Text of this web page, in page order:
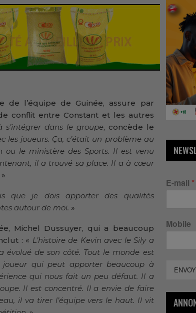
de l’équipe de Guinée, assure par
conflit entre Constant et les autres
s’intégrer dans le groupe, concède le
les joueurs. Ça, c’était un problème au
ou le ministère des Sports. Il est venu
il a trouvé sa place. Il a à cœur
»
que je dois apporter des qualités
autour de moi. »
Michel Dussuyer, qui a beaucoup
: « L’histoire de Kevin avec le Sily a
de son côté. Tout le monde est
joueur qui peut apporter beaucoup à
qui nous fait un peu défaut. Il a
Il est concentré. Il a envie de faire
il va tirer l’équipe vers le haut. Il vit
E-mail *
Mobile